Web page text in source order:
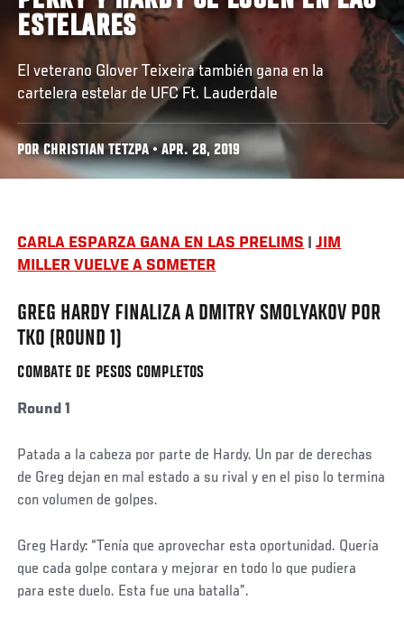
ESTELARES
El veterano Glover Teixeira también gana en la
cartelera estelar de UFC Ft. Lauderdale
POR CHRISTIAN TETZPA • APR. 28, 2019
CARLA ESPARZA GANA EN LAS PRELIMS |JIM
MILLER VUELVE A SOMETER
GREG HARDY FINALIZA A DMITRY SMOLYAKOV POR
TKO (ROUND 1)
COMBATE DE PESOS COMPLETOS
Round 1
Patada a la cabeza por parte de Hardy. Un par de derechas
de Greg dejan en mal estado a su rival y en el piso lo termina
con volumen de golpes.
Greg Hardy: “Tenía que aprovechar esta oportunidad. Quería
que cada golpe contara y mejorar en todo lo que pudiera
para este duelo. Esta fue una batalla”.